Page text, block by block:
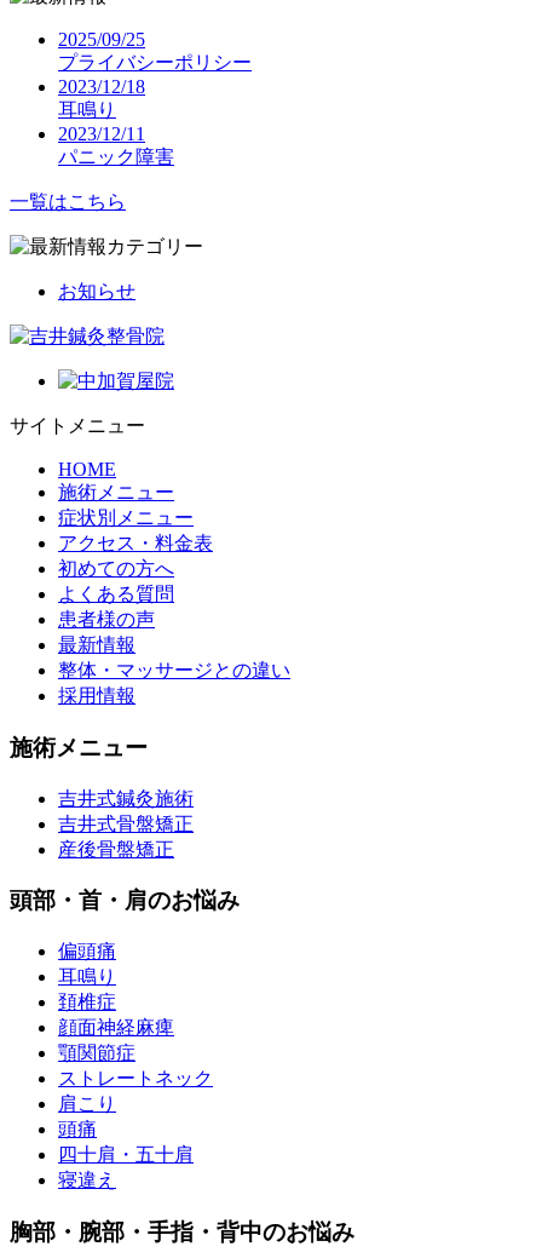
2025/09/25
プライバシーポリシー
2023/12/18
耳鳴り
2023/12/11
パニック障害
一覧はこちら
お知らせ
サイトメニュー
HOME
施術メニュー
症状別メニュー
アクセス・料金表
初めての方へ
よくある質問
患者様の声
最新情報
整体・マッサージとの違い
採用情報
施術メニュー
吉井式鍼灸施術
吉井式骨盤矯正
産後骨盤矯正
頭部・首・肩のお悩み
偏頭痛
耳鳴り
頚椎症
顔面神経麻痺
顎関節症
ストレートネック
肩こり
頭痛
四十肩・五十肩
寝違え
胸部・腕部・手指・背中のお悩み